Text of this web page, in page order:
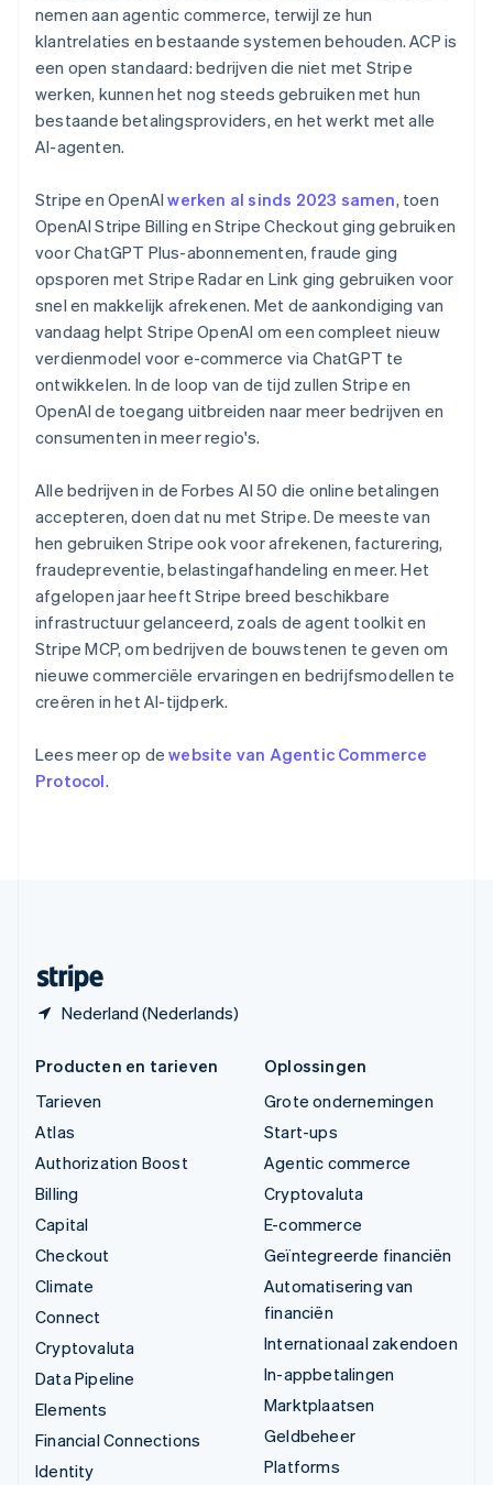
nemen aan agentic commerce, terwijl ze hun
klantrelaties en bestaande systemen behouden. ACP is
een open standaard: bedrijven die niet met Stripe
werken, kunnen het nog steeds gebruiken met hun
bestaande betalingsproviders, en het werkt met alle
AI-agenten.
Stripe en OpenAIwerken al sinds 2023 samen, toen
OpenAI Stripe Billing en Stripe Checkout ging gebruiken
voor ChatGPT Plus-abonnementen, fraude ging
opsporen met Stripe Radar en Link ging gebruiken voor
snel en makkelijk afrekenen. Met de aankondiging van
vandaag helpt Stripe OpenAI om een compleet nieuw
verdienmodel voor e-commerce via ChatGPT te
ontwikkelen. In de loop van de tijd zullen Stripe en
OpenAI de toegang uitbreiden naar meer bedrijven en
consumenten in meer regio's.
Alle bedrijven in de Forbes AI 50 die online betalingen
accepteren, doen dat nu met Stripe. De meeste van
hen gebruiken Stripe ook voor afrekenen, facturering,
fraudepreventie, belastingafhandeling en meer. Het
afgelopen jaar heeft Stripe breed beschikbare
infrastructuur gelanceerd, zoals de agent toolkit en
Stripe MCP, om bedrijven de bouwstenen te geven om
nieuwe commerciële ervaringen en bedrijfsmodellen te
creëren in het AI-tijdperk.
Lees meer op dewebsite van Agentic Commerce
Protocol.
Nederland (Nederlands)
English 简体中文
Malta
English
Mexico
EspañolEnglish
Nederland
Nederlands
English
Noorwegen
English
Oostenrijk
DeutschEnglish
Polen
English
Portugal
Português English
Roemenië
English
Singapore
Slovenië
EnglishItaliano
Slowakije
English
Spanje
Español English
Thailand
ไทยEnglish
Tsjechië
English
Vasteland van China
Verenigd Koninkrijk
English
Producten en tarieven
Tarieven
Atlas
Authorization Boost
Billing
Capital
Checkout
Climate
Connect
Cryptovaluta
Data Pipeline
Elements
Financial Connections
Identity
Oplossingen
Grote ondernemingen
Start-ups
Agentic commerce
Cryptovaluta
E-commerce
Geïntegreerde financiën
Automatisering van
financiën
Internationaal zakendoen
In-appbetalingen
Marktplaatsen
Geldbeheer
Platforms